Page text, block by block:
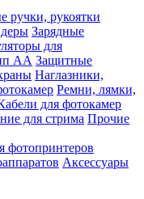
ручки, рукоятки
Зарядные
для
АА Защитные
Наглазники,
Ремни, лямки,
для фотокамер
для стрима Прочие
фотопринтеров
Аксессуары